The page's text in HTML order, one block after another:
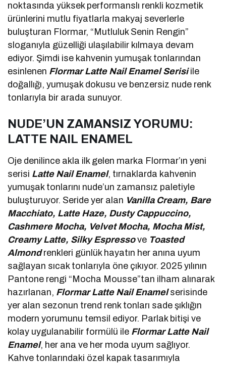
noktasında yüksek performanslı renkli kozmetik
ürünlerini mutlu fiyatlarla makyaj severlerle
buluşturan Flormar, “Mutluluk Senin Rengin”
sloganıyla güzelliği ulaşılabilir kılmaya devam
ediyor. Şimdi ise kahvenin yumuşak tonlarından
esinlenen Flormar Latte Nail Enamel Serisiile
doğallığı, yumuşak dokusu ve benzersiz nude renk
tonlarıyla bir arada sunuyor.
NUDE’UN ZAMANSIZ YORUMU:
LATTE NAIL ENAMEL
Oje denilince akla ilk gelen marka Flormar’ın yeni
serisi Latte Nail Enamel, tırnaklarda kahvenin
yumuşak tonlarını nude’un zamansız paletiyle
buluşturuyor. Seride yer alan Vanilla Cream, Bare
Macchiato, Latte Haze, Dusty Cappuccino,
Cashmere Mocha, Velvet Mocha, Mocha Mist,
Creamy Latte, Silky Espressove Toasted
Almondrenkleri günlük hayatın her anına uyum
sağlayan sıcak tonlarıyla öne çıkıyor. 2025 yılının
Pantone rengi “Mocha Mousse”tan ilham alınarak
hazırlanan, Flormar Latte Nail Enamelserisinde
yer alan sezonun trend renk tonları sade şıklığın
modern yorumunu temsil ediyor. Parlak bitişi ve
kolay uygulanabilir formülü ile Flormar Latte Nail
Enamel, her ana ve her moda uyum sağlıyor.
Kahve tonlarındaki özel kapak tasarımıyla